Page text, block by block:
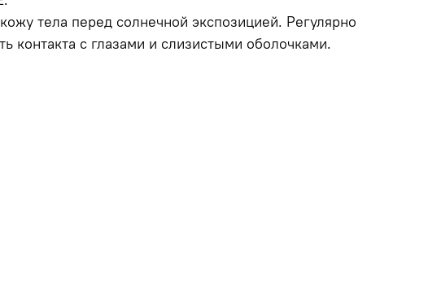
тела перед солнечной экспозицией. Регулярно
контакта с глазами и слизистыми оболочками.